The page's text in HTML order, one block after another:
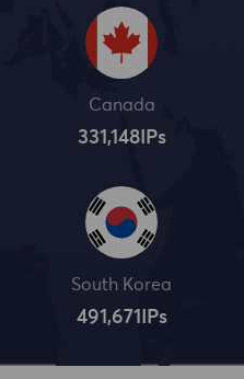
Canada
331,148IPs
South Korea
491,672 IPs